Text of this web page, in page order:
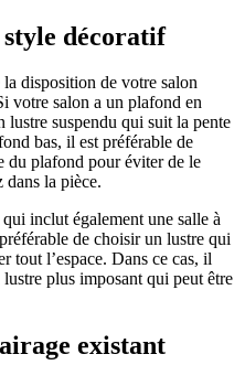
style décoratif
disposition de votre salon
votre salon a un plafond en
lustre suspendu qui suit la pente
bas, il est préférable de
du plafond pour éviter de le
dans la pièce.
inclut également une salle à
de choisir un lustre qui
tout l’espace. Dans ce cas, il
plus imposant qui peut être
existant